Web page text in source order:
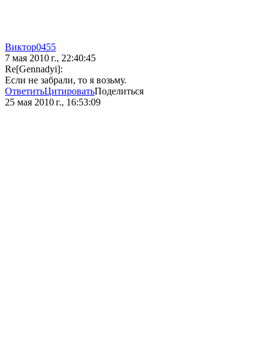
Виктор0455
7 мая 2010 г., 22:40:45
Re[Gennadyi]:
Если не забрали, то я возьму.
ОтветитьЦитироватьПоделиться
25 мая 2010 г., 16:53:09